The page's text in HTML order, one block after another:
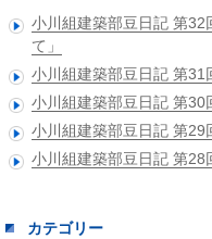
小川組建築部豆日記 第32
て」
小川組建築部豆日記 第31
小川組建築部豆日記 第30
小川組建築部豆日記 第29
小川組建築部豆日記 第28
カテゴリー